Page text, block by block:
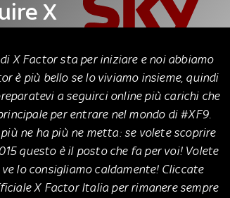
X
X Factor sta per iniziare e noi abbiamo
è più bello se lo viviamo insieme, quindi
a seguirci online più carichi che
per entrare nel mondo di #XF9.
ne ha più ne metta: se volete scoprire
questo è il posto che fa per voi! Volete
lo consigliamo caldamente! Cliccate
X Factor Italia per rimanere sempre